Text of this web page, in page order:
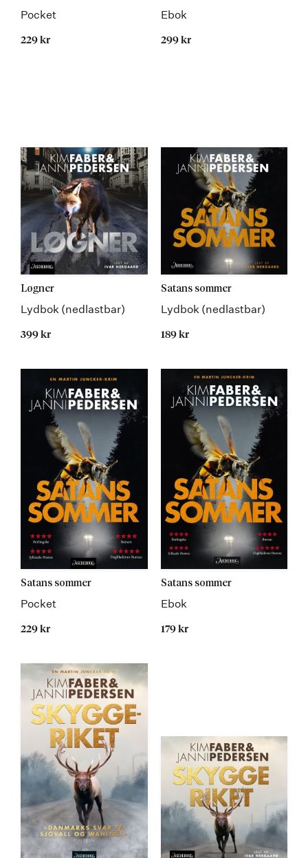
Pocket
229 kr
Ebok
299 kr
Løgner
Lydbok (nedlastbar)
399 kr
Satans sommer
Lydbok (nedlastbar)
189 kr
Satans sommer
Pocket
229 kr
Satans sommer
Ebok
179 kr